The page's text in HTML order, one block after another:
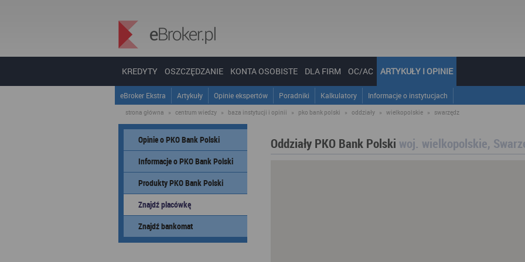
KREDYTY OSZCZĘDZANIE KONTA OSOBISTE DLA FIRM OC/AC ARTYKUŁY I OPINIE
eBroker Ekstra Artykuły Opinie ekspertów Poradniki Kalkulatory Informacje o instytucjach
strona główna » centrum wiedzy » baza instytucji i opinii » pko bank polski » oddziały » wielkopolskie » swarzędz
Opinie o PKO Bank Polski
Informacje o PKO Bank Polski
Produkty PKO Bank Polski
Znajdź placówkę
Znajdź bankomat
Oddziały PKO Bank Polski woj. wielkopolskie,